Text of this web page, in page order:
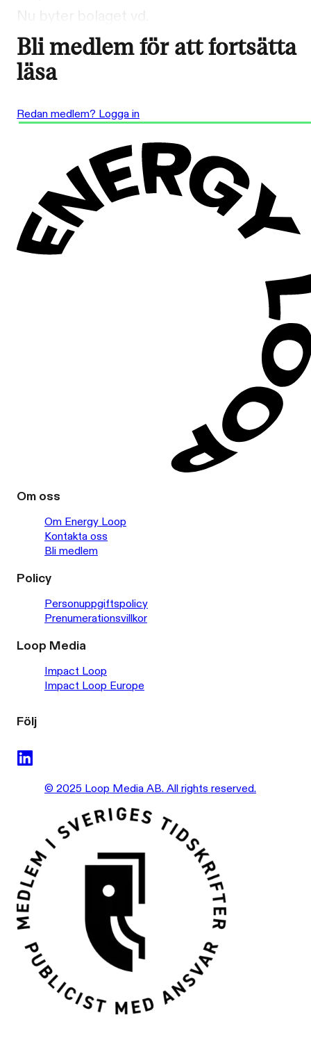
Bli medlem för att fortsätta
läsa
Redan medlem? Logga in
Om oss
Om Energy Loop
Kontakta oss
Bli medlem
Policy
Personuppgiftspolicy
Prenumerationsvillkor
Loop Media
Impact Loop
Impact Loop Europe
Följ
© 2025 Loop Media AB. All rights reserved.